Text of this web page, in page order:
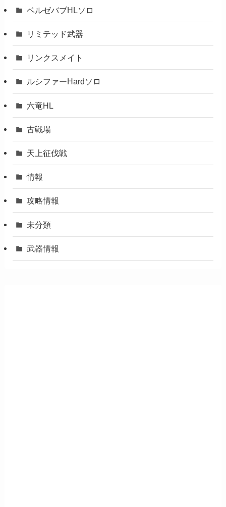
ベルゼバブHLソロ
リミテッド武器
リンクスメイト
ルシファーHardソロ
六竜HL
古戦場
天上征伐戦
情報
攻略情報
未分類
武器情報